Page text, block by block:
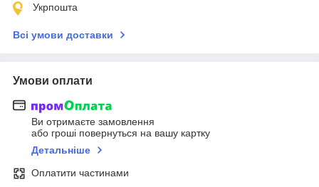
Укрпошта
Всі умови доставки
Умови оплати
Ви отримаєте замовлення
або гроші повернуться на вашу картку
Детальніше
Оплатити частинами